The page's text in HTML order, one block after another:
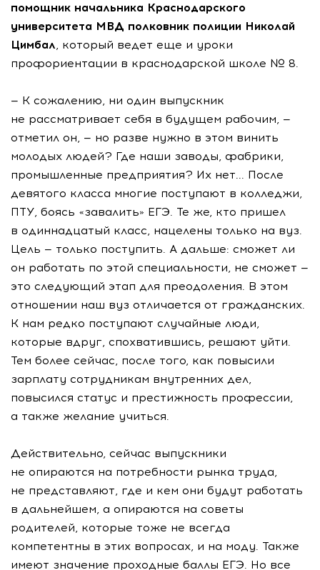
помощник начальника Краснодарского
университета МВД полковник полиции Николай
Цимбал, который ведет еще и уроки
профориентации в краснодарской школе № 8.
— К сожалению, ни один выпускник
не рассматривает себя в будущем рабочим, —
отметил он, — но разве нужно в этом винить
молодых людей? Где наши заводы, фабрики,
промышленные предприятия? Их нет... После
девятого класса многие поступают в колледжи,
ПТУ, боясь «завалить» ЕГЭ. Те же, кто пришел
в одиннадцатый класс, нацелены только на вуз.
Цель — только поступить. А дальше: сможет ли
он работать по этой специальности, не сможет —
это следующий этап для преодоления. В этом
отношении наш вуз отличается от гражданских.
К нам редко поступают случайные люди,
которые вдруг, спохватившись, решают уйти.
Тем более сейчас, после того, как повысили
зарплату сотрудникам внутренних дел,
повысился статус и престижность профессии,
а также желание учиться.
Действительно, сейчас выпускники
не опираются на потребности рынка труда,
не представляют, где и кем они будут работать
в дальнейшем, а опираются на советы
родителей, которые тоже не всегда
компетентны в этих вопросах, и на моду. Также
имеют значение проходные баллы ЕГЭ. Но все